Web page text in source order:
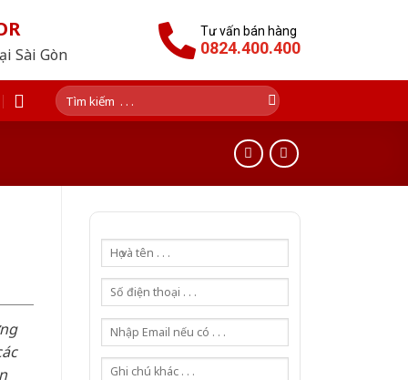
Sài Gòn
Tư vấn bán hàng
0824.400.400
Tìm
kiếm: